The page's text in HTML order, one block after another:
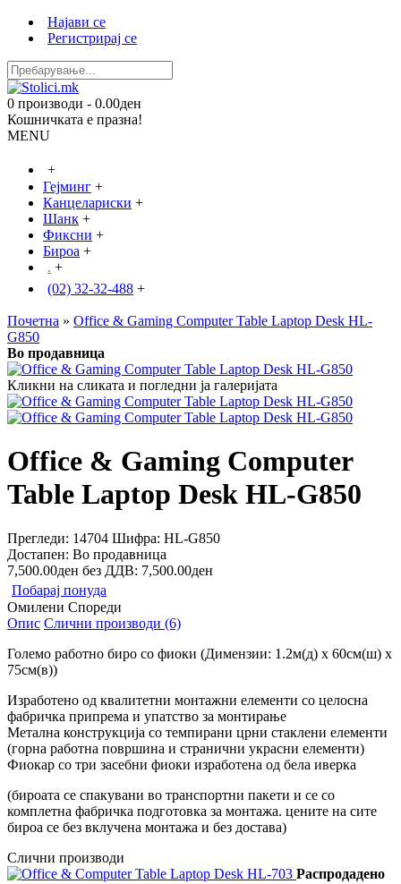
Најави се
Регистрирај се
0 производи - 0.00ден
Кошничката е празна!
MENU
+
Гејминг +
Канцелариски +
Шанк +
Фиксни +
Бироа +
. +
(02) 32-32-488 +
Почетна » Office & Gaming Computer Table Laptop Desk HL-
G850
Во продавница
Кликни на сликата и погледни ја галеријата
Office & Gaming Computer
Table Laptop Desk HL-G850
Прегледи: 14704 Шифра: HL-G850
Достапен: Во продавница
7,500.00ден без ДДВ: 7,500.00ден
Побарај понуда
Омилени Спореди
Опис Слични производи (6)
Големо работно биро со фиоки (Димензии: 1.2м(д) х 60см(ш) х
75см(в))
Изработено од квалитетни монтажни елементи со целосна
фабричка припрема и упатство за монтирање
Метална конструкција со темпирани црни стаклени елементи
(горна работна површина и странични украсни елементи)
Фиокар со три засебни фиоки изработена од бела иверка
(бироата се спакувани во транспортни пакети и се со
комплетна фабричка подготовка за монтажа. цените на сите
бироа се без вклучена монтажа и без достава)
Слични производи
Распродадено